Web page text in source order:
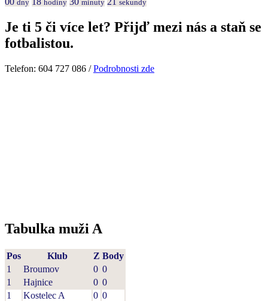
dny hodiny minuty sekundy
Je ti 5 či více let? Přijď mezi nás a staň se
fotbalistou.
Telefon: 604 727 086 /Podrobnosti zde
Tabulka muži A
Pos Klub Z Body
1
Broumov 0 0
1
Hajnice 0 0
1
Kostelec A 0 0